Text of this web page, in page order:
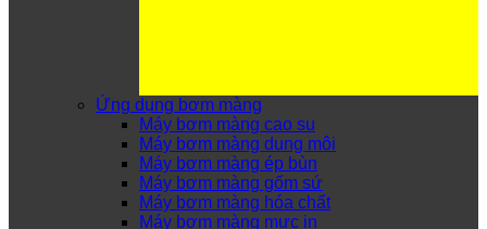
Ứng dụng bơm màng
Máy bơm màng cao su
Máy bơm màng dung môi
Máy bơm màng ép bùn
Máy bơm màng gốm sứ
Máy bơm màng hóa chất
Máy bơm màng mực in